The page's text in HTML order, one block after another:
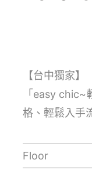
【台中獨家】
「easy
格、輕鬆入手
Floor